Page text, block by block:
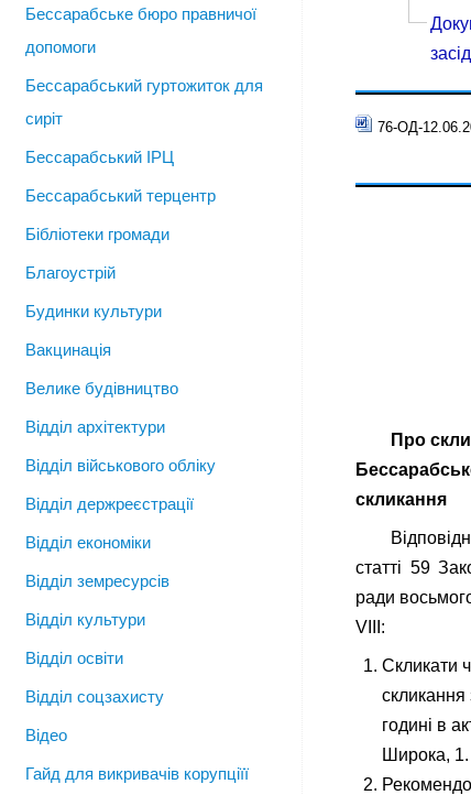
76-ОД-
Про
скликання
статті 59
ради
VІІІ:
Скликати
скликання
годині в
Широка, 1.
Бессарабське бюро правничої
допомоги
Бессарабський гуртожиток для
сиріт
Бессарабський ІРЦ
Бессарабський терцентр
Бібліотеки громади
Благоустрій
Будинки культури
Вакцинація
Велике будівництво
Відділ архітектури
Відділ військового обліку
Відділ держреєстрації
Відділ економіки
Відділ земресурсів
Відділ культури
Відділ освіти
Відділ соцзахисту
Відео
Гайд для викривачів корупціїї